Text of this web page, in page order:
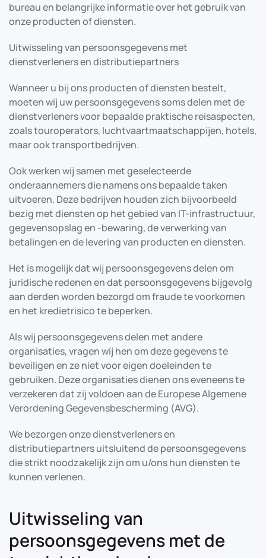
bureau en belangrijke informatie over het gebruik van
onze producten of diensten.
Uitwisseling van persoonsgegevens met
dienstverleners en distributiepartners
Wanneer u bij ons producten of diensten bestelt,
moeten wij uw persoonsgegevens soms delen met de
dienstverleners voor bepaalde praktische reisaspecten,
zoals touroperators, luchtvaartmaatschappijen, hotels,
maar ook transportbedrijven.
Ook werken wij samen met geselecteerde
onderaannemers die namens ons bepaalde taken
uitvoeren. Deze bedrijven houden zich bijvoorbeeld
bezig met diensten op het gebied van IT-infrastructuur,
gegevensopslag en -bewaring, de verwerking van
betalingen en de levering van producten en diensten.
Het is mogelijk dat wij persoonsgegevens delen om
juridische redenen en dat persoonsgegevens bijgevolg
aan derden worden bezorgd om fraude te voorkomen
en het kredietrisico te beperken.
Als wij persoonsgegevens delen met andere
organisaties, vragen wij hen om deze gegevens te
beveiligen en ze niet voor eigen doeleinden te
gebruiken. Deze organisaties dienen ons eveneens te
verzekeren dat zij voldoen aan de Europese Algemene
Verordening Gegevensbescherming (AVG).
We bezorgen onze dienstverleners en
distributiepartners uitsluitend de persoonsgegevens
die strikt noodzakelijk zijn om u/ons hun diensten te
kunnen verlenen.
Uitwisseling van
persoonsgegevens met de